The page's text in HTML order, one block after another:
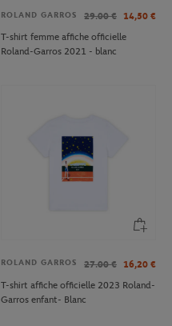
ROLAND GARROS 29.00 € 14,50 €
T-shirt femme affiche officielle
Roland-Garros 2021 - blanc
ROLAND GARROS 27.00 € 16,20 €
T-shirt affiche officielle 2023 Roland-
Garros enfant- Blanc